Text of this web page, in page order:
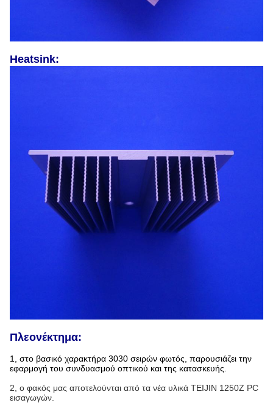
Heatsink:
Πλεονέκτημα:
1, στο βασικό χαρακτήρα 3030 σειρών φωτός, παρουσιάζει την
εφαρμογή του συνδυασμού οπτικού και της κατασκευής.
2, ο φακός μας αποτελούνται από τα νέα υλικά TEIJIN 1250Z PC
εισαγωγών.